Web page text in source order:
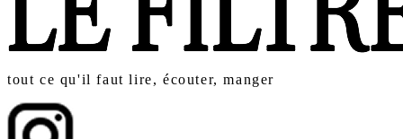
tout ce qu'il faut lire, écouter, manger